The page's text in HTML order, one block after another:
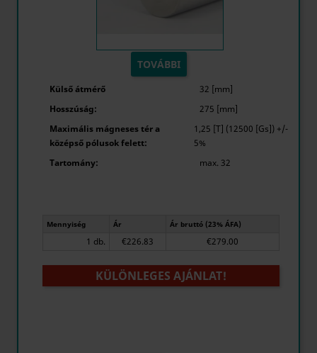
TOVÁBBI
Külső átmérő
32 [mm]
Hosszúság:
275 [mm]
Maximális mágneses tér a
középső pólusok felett:
1,25 [T] (12500 [Gs]) +/-
5%
Tartomány:
max. 32
Mennyiség Ár Ár bruttó (23% ÁFA)
1 db. €226.83 €279.00
KÜLÖNLEGES AJÁNLAT!